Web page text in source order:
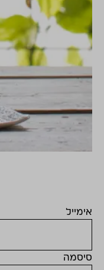
אימייל
סיסמה